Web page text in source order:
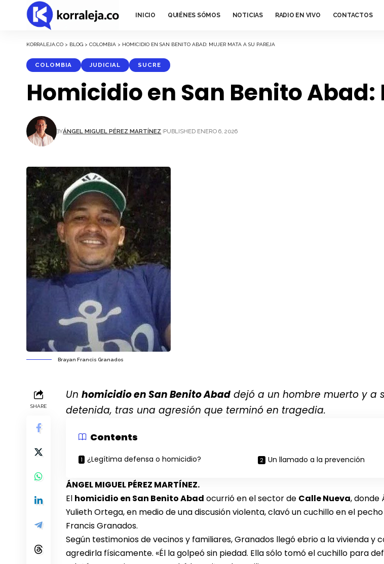
INICIO QUIÉNES SÓMOS NOTICIAS RADIO EN VIVO CONTACTOS
KORRALEJA.CO > BLOG > COLOMBIA > HOMICIDIO EN SAN BENITO ABAD: MUJER MATA A SU PAREJA
COLOMBIA JUDICIAL SUCRE
Homicidio en San Benito
BYÁNGEL MIGUEL PÉREZ MARTÍNEZ PUBLISHED ENERO 6, 2026
Brayan Francis Granados
SHARE
Un homicidio en San Benito Abad dejó a un hombre muerto y a
detenida, tras una agresión que terminó en tragedia.
Contents
¿Legítima defensa o homicidio? Un llamado a la prevención
ÁNGEL MIGUEL PÉREZ MARTÍNEZ.
El homicidio en San Benito Abad ocurrió en el sector de Calle Nueva, donde
Yulieth Ortega, en medio de una discusión violenta, clavó un cuchillo en el
Francis Granados.
Según testimonios de vecinos y familiares, Granados llegó ebrio a la vivienda y
agredirla físicamente. «Él la golpeó sin piedad. Ella sólo tomó el cuchillo para